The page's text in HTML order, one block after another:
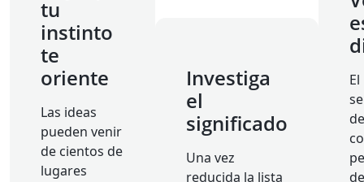
tu
instinto
te
oriente
Las ideas
pueden venir
de cientos de
lugares
Investiga
el
significado
Una vez
reducida la lista